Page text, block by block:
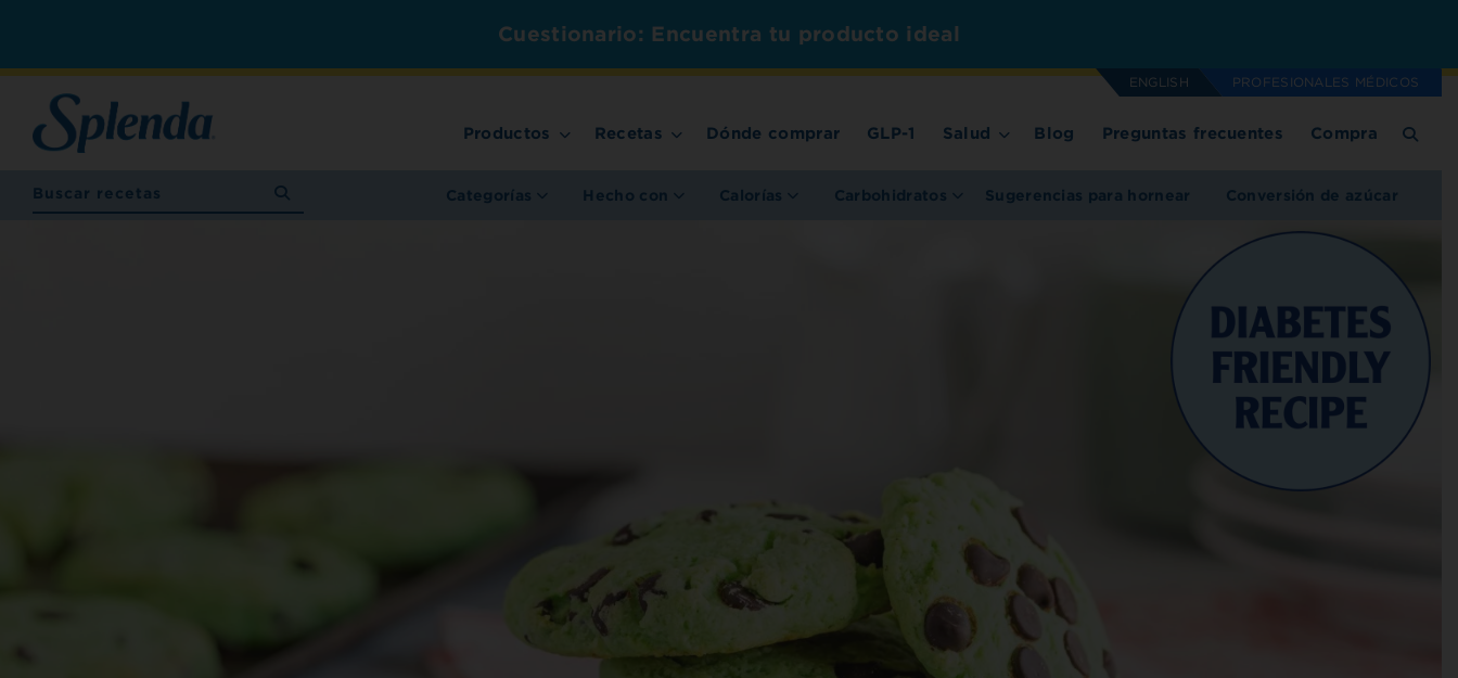
Cuestionario: Encuentra tu producto ideal
ENGLISH PROFESIONALES MÉDICOS
Productos Recetas Dónde comprar GLP-1 Salud Blog Preguntas frecuentes Compra
Categorías Hecho con Calorías Carbohidratos Sugerencias para hornear Conversión de azúcar